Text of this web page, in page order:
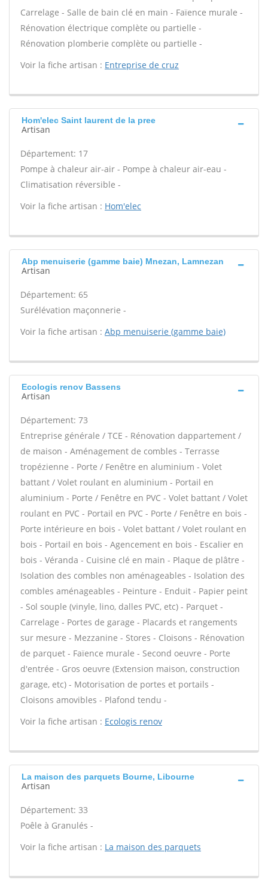
Carrelage - Salle de bain clé en main - Faïence murale -
Rénovation électrique complète ou partielle -
Rénovation plomberie complète ou partielle -
Voir la fiche artisan : Entreprise de cruz
Hom'elec Saint laurent de la pree
Artisan
Département: 17
Pompe à chaleur air-air - Pompe à chaleur air-eau -
Climatisation réversible -
Voir la fiche artisan : Hom'elec
Abp menuiserie (gamme baie) Mnezan, Lamnezan
Artisan
Département: 65
Surélévation maçonnerie -
Voir la fiche artisan : Abp menuiserie (gamme baie)
Ecologis renov Bassens
Artisan
Département: 73
Entreprise générale / TCE - Rénovation dappartement /
de maison - Aménagement de combles - Terrasse
tropézienne - Porte / Fenêtre en aluminium - Volet
battant / Volet roulant en aluminium - Portail en
aluminium - Porte / Fenêtre en PVC - Volet battant / Volet
roulant en PVC - Portail en PVC - Porte / Fenêtre en bois -
Porte intérieure en bois - Volet battant / Volet roulant en
bois - Portail en bois - Agencement en bois - Escalier en
bois - Véranda - Cuisine clé en main - Plaque de plâtre -
Isolation des combles non aménageables - Isolation des
combles aménageables - Peinture - Enduit - Papier peint
- Sol souple (vinyle, lino, dalles PVC, etc) - Parquet -
Carrelage - Portes de garage - Placards et rangements
sur mesure - Mezzanine - Stores - Cloisons - Rénovation
de parquet - Faïence murale - Second oeuvre - Porte
d'entrée - Gros oeuvre (Extension maison, construction
garage, etc) - Motorisation de portes et portails -
Cloisons amovibles - Plafond tendu -
Voir la fiche artisan : Ecologis renov
La maison des parquets Bourne, Libourne
Artisan
Département: 33
Poêle à Granulés -
Voir la fiche artisan : La maison des parquets